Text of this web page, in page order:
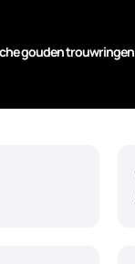
gouden trouwringen